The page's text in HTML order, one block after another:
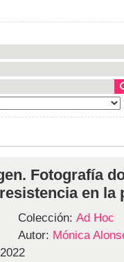
Fotografía
en la
Colección: Ad Hoc
Autor: Mónica